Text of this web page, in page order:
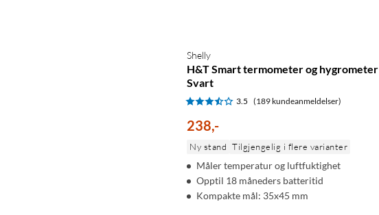
Shelly
H&T Smart termometer og hygrometer
Svart
3.5 (189 kundeanmeldelser)
238,-
Ny stand Tilgjengelig i flere varianter
Måler temperatur og luftfuktighet
Opptil 18 måneders batteritid
Kompakte mål: 35x45 mm